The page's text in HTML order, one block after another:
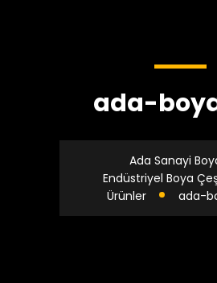
ada-
Ada Sanayi
Endüstriyel Boya
Ürünler
ada-